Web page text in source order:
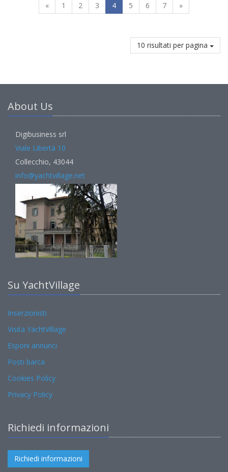
« 1 2 3 4 5 6 7 »
10 risultati per pagina
About Us
Digibusiness srl
Viale Libertà 10
Collecchio, 43044
info@yachtvillage.net
Su YachtVillage
Inserzionisti
Visita YachtVillage
Esponi annunci
Posti barca
Cookies Policy
Privacy Policy
Richiedi informazioni
Richiedi informazioni